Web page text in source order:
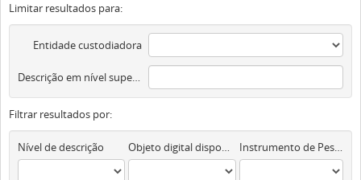
Limitar resultados para:
Entidade custodiadora
Descrição em nível superior
Filtrar resultados por:
Nível de descrição Objeto digital disponível Instrumento de Pesquisa